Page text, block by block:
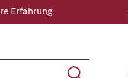
Erfahrung